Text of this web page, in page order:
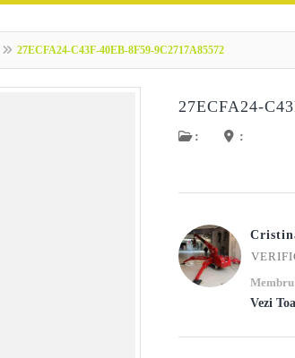
27ECFA24-C43F-40EB-8F59-9C2717A85572
27ECFA24-
: :
Vezi